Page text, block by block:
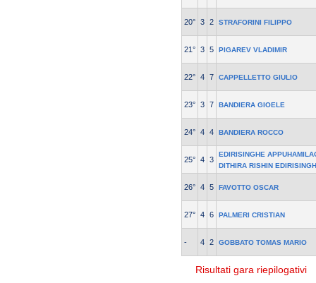
20° 3 2 STRAFORINI FILIPPO
21° 3 5 PIGAREV VLADIMIR
22° 4 7 CAPPELLETTO GIULIO
23° 3 7 BANDIERA GIOELE
24° 4 4 BANDIERA ROCCO
25° 4 3
EDIRISINGHE
DITHIRA RISHIN
26° 4 5 FAVOTTO OSCAR
27° 4 6 PALMERI CRISTIAN
- 4 2 GOBBATO TOMAS MARIO
Risultati gara riepilogativi